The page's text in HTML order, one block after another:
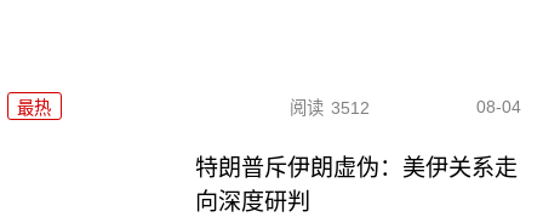
最热 阅读 3512 08-04
特朗普斥伊朗虚伪：美伊关系走
向深度研判